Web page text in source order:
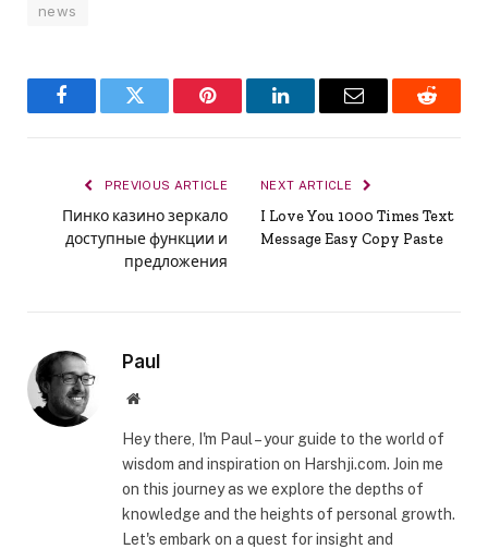
news
FacebookTwitter Pinterest LinkedInEmail Reddit
PREVIOUS ARTICLE
Пинко казино зеркало
доступные функции и
предложения
NEXT ARTICLE
I Love You 1000 Times Text
Message Easy Copy Paste
Paul
Website
Hey there, I'm Paul – your guide to the world of
wisdom and inspiration on Harshji.com. Join me
on this journey as we explore the depths of
knowledge and the heights of personal growth.
Let's embark on a quest for insight and